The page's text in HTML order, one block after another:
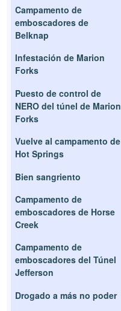
Campamento de
emboscadores de
Belknap
Infestación de Marion
Forks
Puesto de control de
NERO del túnel de Marion
Forks
Vuelve al campamento de
Hot Springs
Bien sangriento
Campamento de
emboscadores de Horse
Creek
Campamento de
emboscadores del Túnel
Jefferson
Drogado a más no poder